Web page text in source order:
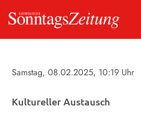
Samstag, 08.02.2025, 10:19 Uhr
Kultureller Austausch